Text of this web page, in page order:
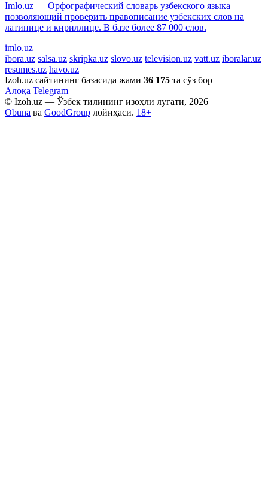
Imlo.uz — Орфографический словарь узбекского языка
позволяющий проверить правописание узбекских слов на
латинице и кириллице. В базе более 87 000 слов.
imlo.uz
ibora.uz salsa.uz skripka.uz slovo.uz television.uz vatt.uz iboralar.uz
resumes.uz havo.uz
Izoh.uz сайтининг базасида жами 36 175 та сўз бор
Алоқа Telegram
© Izoh.uz — Ўзбек тилининг изоҳли луғати, 2026
Obuna ва GoodGroup лойиҳаси. 18+